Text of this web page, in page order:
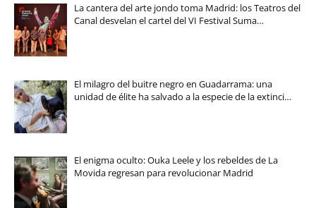
La cantera del arte jondo toma Madrid: los Teatros del
Canal desvelan el cartel del VI Festival Suma…
El milagro del buitre negro en Guadarrama: una
unidad de élite ha salvado a la especie de la extinci…
El enigma oculto: Ouka Leele y los rebeldes de La
Movida regresan para revolucionar Madrid